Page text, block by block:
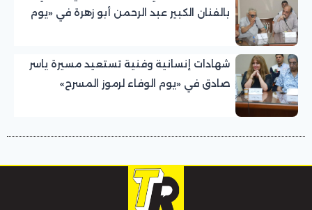
بالفنان الكبير عبد الرحمن أبو زهرة في «يوم
شهادات إنسانية وفنية تستعيد مسيرة ياسر
صادق في «يوم الوفاء لرموز المسرح»